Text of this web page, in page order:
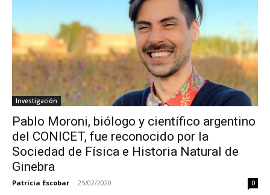
Investigación
Pablo Moroni, biólogo y científico argentino
del CONICET, fue reconocido por la
Sociedad de Física e Historia Natural de
Ginebra
Patricia Escobar - 25/02/2020 0